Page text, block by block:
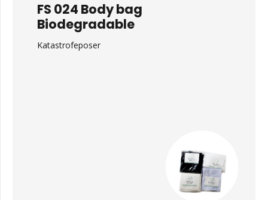
FS 024 Body bag
Biodegradable
Katastrofeposer